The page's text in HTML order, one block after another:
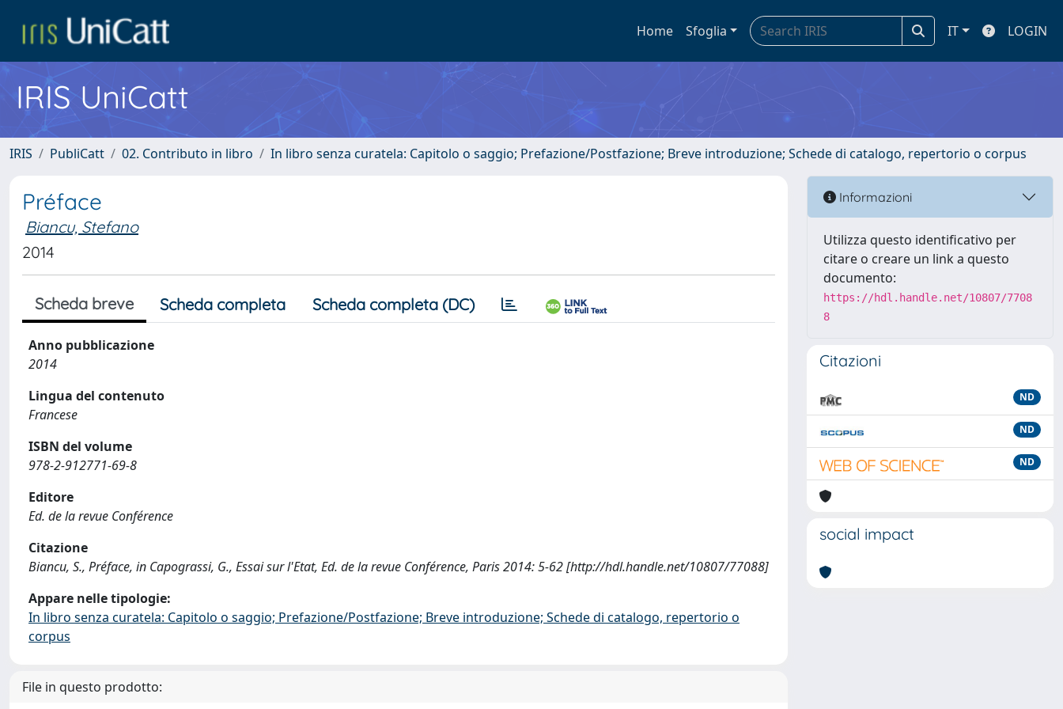
Home Sfoglia IT LOGIN
IRIS UniCatt
IRIS PubliCatt 02. Contributo in libro In libro senza curatela: Capitolo o saggio; Prefazione/Postfazione; Breve introduzione; Schede di catalogo, repertorio o corpus
Préface
Biancu, Stefano
2014
Scheda breve Scheda completa Scheda completa (DC)
Anno pubblicazione
2014
Lingua del contenuto
Francese
ISBN del volume
978-2-912771-69-8
Editore
Ed. de la revue Conférence
Citazione
Biancu, S., Préface, in Capograssi, G., Essai sur l'Etat, Ed. de la revue Conférence, Paris 2014: 5-62 [http://hdl.handle.net/10807/77088]
Appare nelle tipologie:
In libro senza curatela: Capitolo o saggio; Prefazione/Postfazione; Breve introduzione; Schede di catalogo, repertorio o
corpus
File in questo prodotto:
Informazioni
Utilizza questo identificativo per
citare o creare un link a questo
documento:
https://hdl.handle.net/10807/7708
8
Citazioni
ND
ND
ND
social impact